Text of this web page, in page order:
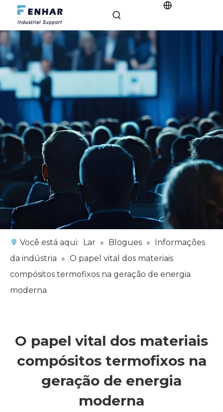
Você está aqui: Lar » Blogues » Informações
da indústria » O papel vital dos materiais
compósitos termofixos na geração de energia
moderna
O papel vital dos materiais
compósitos termofixos na
geração de energia
moderna